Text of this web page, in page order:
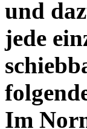
und
jede
Im